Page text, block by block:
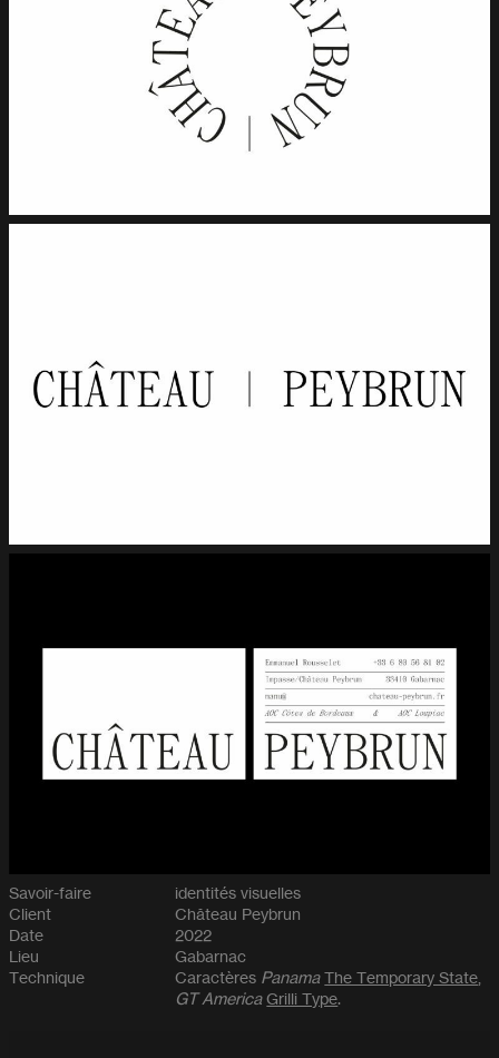
Savoir-faire
identités visuelles
Client
Château Peybrun
Date
2022
Lieu
Gabarnac
Technique
Caractères PanamaThe Temporary State,
GT America Grilli Type.